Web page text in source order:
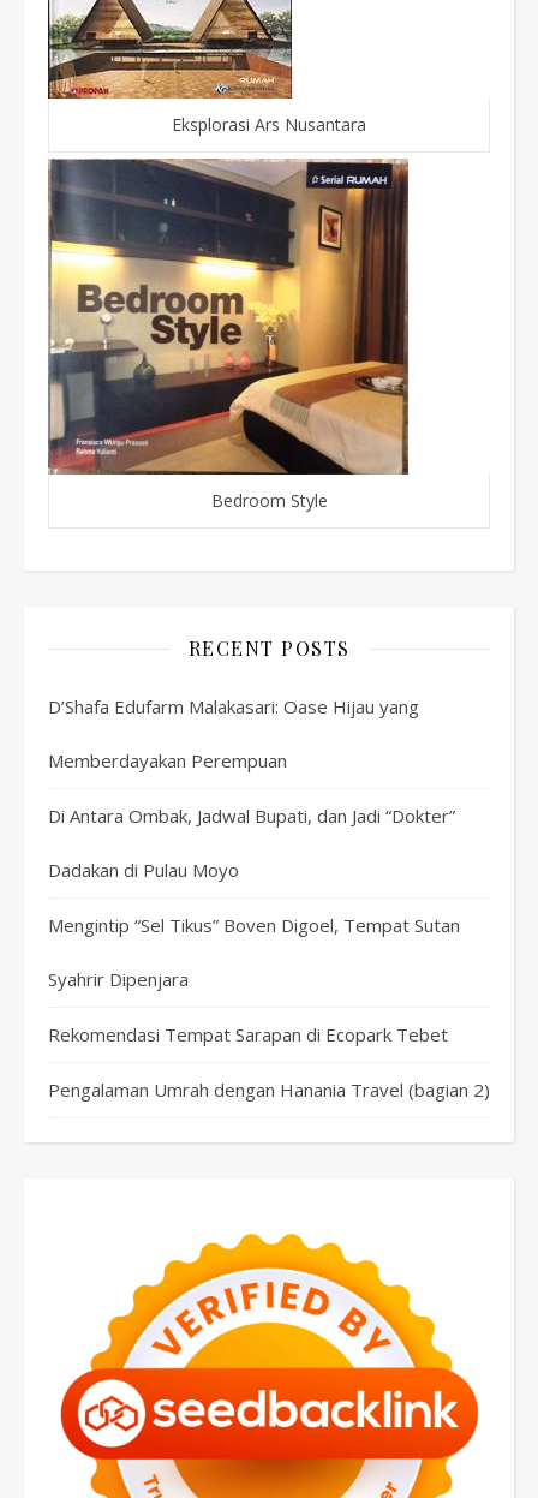
Eksplorasi Ars Nusantara
Bedroom Style
RECENT POSTS
D’Shafa Edufarm Malakasari: Oase Hijau yang
Memberdayakan Perempuan
Di Antara Ombak, Jadwal Bupati, dan Jadi “Dokter”
Dadakan di Pulau Moyo
Mengintip “Sel Tikus” Boven Digoel, Tempat Sutan
Syahrir Dipenjara
Rekomendasi Tempat Sarapan di Ecopark Tebet
Pengalaman Umrah dengan Hanania Travel (bagian 2)